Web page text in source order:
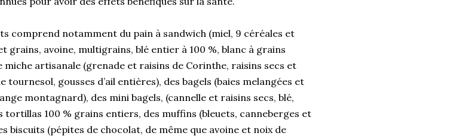
comprend notamment du pain à sandwich (miel, 9 céréales et
grains, avoine, multigrains, blé entier à 100 %, blanc à grains
miche artisanale (grenade et raisins de Corinthe, raisins secs et
tournesol, gousses d’ail entières), des bagels (baies melangées et
montagnard), des mini bagels, (cannelle et raisins secs, blé,
tortillas 100 % grains entiers, des muffins (bleuets, canneberges et
biscuits (pépites de chocolat, de même que avoine et noix de